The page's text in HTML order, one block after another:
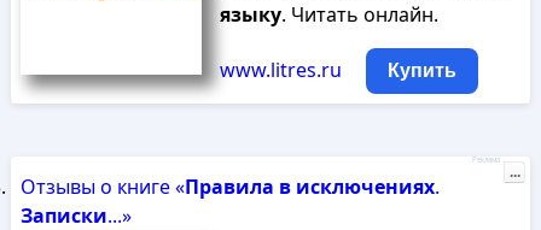
языку. Читать онлайн.
www.litres.ru Купить
Отзывы о книге «Правила в исключениях.
Записки...»
Реклама
...